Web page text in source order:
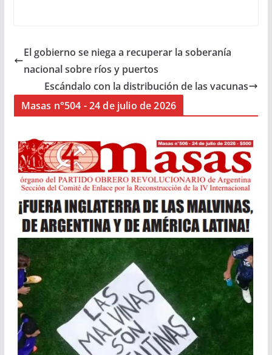
El gobierno se niega a recuperar la soberanía
nacional sobre ríos y puertos
Escándalo con la distribución de las vacunas
Masas n°504 - 24 de julio de 2026